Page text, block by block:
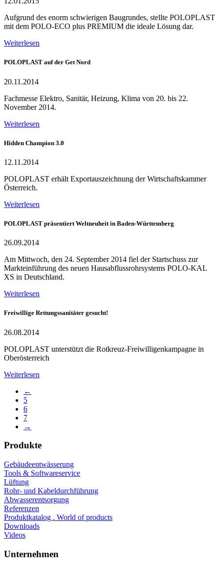
Aufgrund des enorm schwierigen Baugrundes, stellte POLOPLAST
mit dem POLO-ECO plus PREMIUM die ideale Lösung dar.
Weiterlesen
POLOPLAST auf der Get Nord
20.11.2014
Fachmesse Elektro, Sanitär, Heizung, Klima von 20. bis 22.
November 2014.
Weiterlesen
Hidden Champion 3.0
12.11.2014
POLOPLAST erhält Exportauszeichnung der Wirtschaftskammer
Österreich.
Weiterlesen
POLOPLAST präsentiert Weltneuheit in Baden-Württemberg
26.09.2014
Am Mittwoch, den 24. September 2014 fiel der Startschuss zur
Markteinführung des neuen Hausabflussrohrsystems POLO-KAL
XS in Deutschland.
Weiterlesen
Freiwillige Rettungssanitäter gesucht!
26.08.2014
POLOPLAST unterstützt die Rotkreuz-Freiwilligenkampagne in
Oberösterreich
Weiterlesen
←
5
6
7
→
Produkte
Gebäudeentwässerung
Tools & Softwareservice
Lüftung
Rohr- und Kabeldurchführung
Abwasserentsorgung
Referenzen
Produktkatalog . World of products
Downloads
Videos
Unternehmen